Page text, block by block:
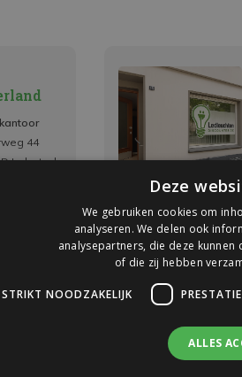
44
Lelystad
Wij
Deze
We gebruiken cookies om
analyseren. We delen ook
analysepartners, die deze
of die zij hebben
STRIKT NOODZAKELIJK PRESTATIE
ALLES